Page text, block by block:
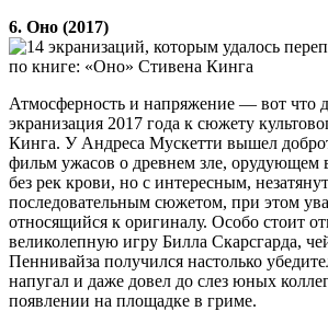
6. Оно (2017)
по книге: «Оно» Стивена Кинга
Атмосферность и напряжение — вот что
экранизация 2017 года к сюжету
Кинга. У Андреса Мускетти вышел
фильм ужасов о древнем зле, орудующем
без рек крови, но с интересным,
последовательным сюжетом, при этом
относящийся к оригиналу. Особо стоит
великолепную игру Билла Скарсгарда,
Пеннивайза получился настолько
напугал и даже довел до слез юных
появлении на площадке в гриме.